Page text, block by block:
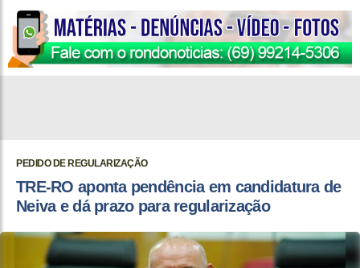
PEDIDO DE REGULARIZAÇÃO
TRE-RO aponta pendência em candidatura de
Neiva e dá prazo para regularização